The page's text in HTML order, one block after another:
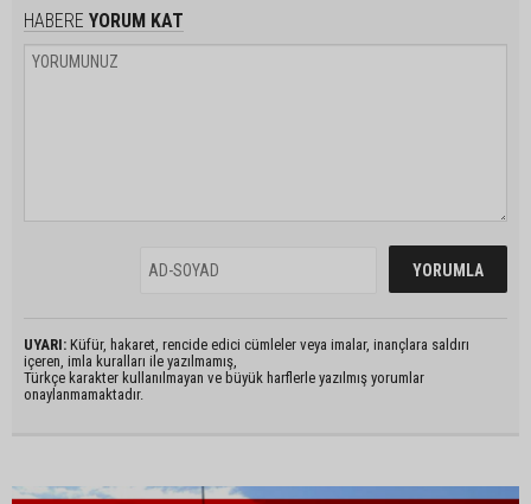
HABERE YORUM KAT
UYARI: Küfür, hakaret, rencide edici cümleler veya imalar, inançlara saldırı
içeren, imla kuralları ile yazılmamış,
Türkçe karakter kullanılmayan ve büyük harflerle yazılmış yorumlar
onaylanmamaktadır.